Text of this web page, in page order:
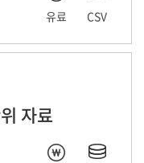
유료 CSV
자료